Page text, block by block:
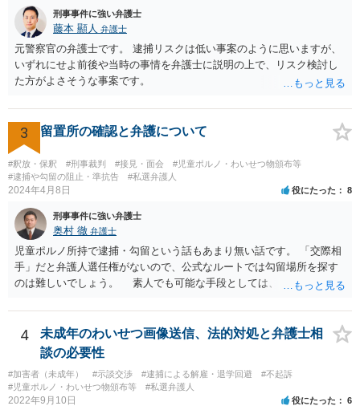
送は暴力団関係者でもないとまずないと思います。 ただどうしても心
配というなら、弁護士に依頼して自首するという方法はあるかも知れ
ません。反省していることが捜査機関や家裁に伝わりますので。
刑事事件に強い弁護士
藤本 顯人 弁護士
元警察官の弁護士です。 逮捕リスクは低い事案のように思いますが、
いずれにせよ前後や当時の事情を弁護士に説明の上で、リスク検討し
た方がよさそうな事案です。
3 留置所の確認と弁護について
#釈放・保釈 #刑事裁判 #接見・面会
#児童ポルノ・わいせつ物頒布等
#逮捕や勾留の阻止・準抗告
#私選弁護人
2024年4月8日 役にたった 8
刑事事件に強い弁護士
奥村 徹 弁護士
児童ポルノ所持で逮捕・勾留という話もあまり無い話です。 「交際相
手」だと弁護人選任権がないので、公式なルートでは勾留場所を探す
のは難しいでしょう。 素人でも可能な手段としては、「○○県内」と
してください」みたいな葉書を出してみて、宛先人不在で戻って来な
かった所に絞って問い合わせるという方法があります。
4
未成年のわいせつ画像送信、法的対処と弁護士相
談の必要性
#加害者（未成年） #示談交渉 #逮捕による解雇・退学回避
#不起訴
#児童ポルノ・わいせつ物頒布等
#私選弁護人
2022年9月10日 役にたった 6